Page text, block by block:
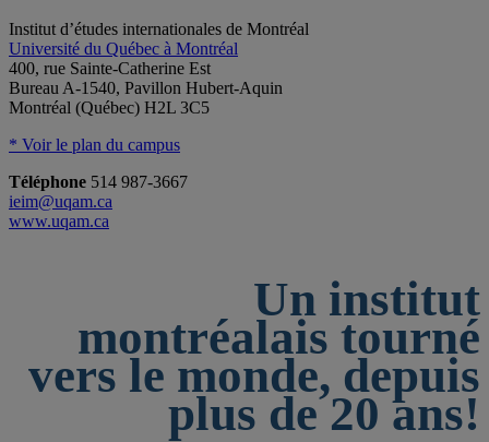
Institut d’études internationales de Montréal
Université du Québec à Montréal
400, rue Sainte-Catherine Est
Bureau A-1540, Pavillon Hubert-Aquin
Montréal (Québec) H2L 3C5
* Voir le plan du campus
Téléphone 514 987-3667
ieim@uqam.ca
www.uqam.ca
Un institut
montréalais tourné
vers le monde, depuis
plus de 20 ans!